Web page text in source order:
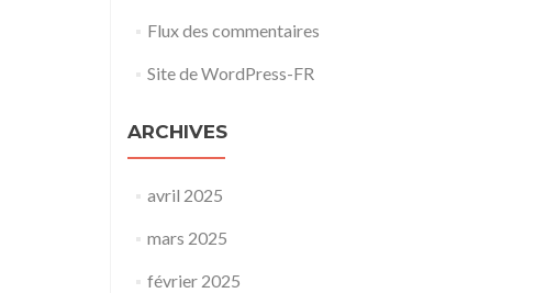
Flux des commentaires
Site de WordPress-FR
ARCHIVES
avril 2025
mars 2025
février 2025